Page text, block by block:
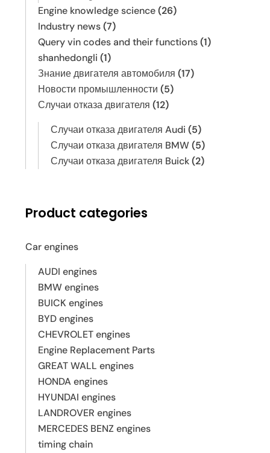
Engine knowledge science(26)
Industry news(7)
Query vin codes and their functions(1)
shanhedongli (1)
Знание двигателя автомобиля (17)
Новости промышленности (5)
Случаи отказа двигателя (12)
Случаи отказа двигателя Audi (5)
Случаи отказа двигателя BMW(5)
Случаи отказа двигателя Buick(2)
Product categories
Car engines
AUDI engines
BMW engines
BUICK engines
BYD engines
CHEVROLET engines
Engine Replacement Parts
GREAT WALL engines
HONDA engines
HYUNDAI engines
LANDROVER engines
MERCEDES BENZ engines
timing chain